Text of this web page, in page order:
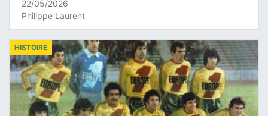
22/05/2026
Philippe Laurent
HISTOIRE